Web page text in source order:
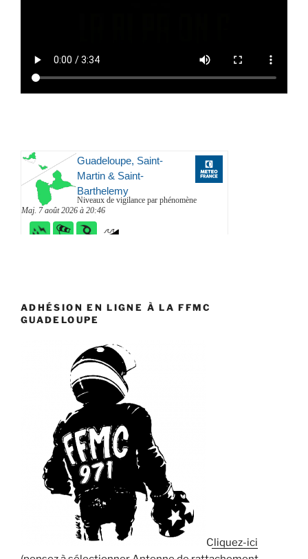
ADHÉSION EN LIGNE À LA FFMC
GUADELOUPE
Cliquez-ici